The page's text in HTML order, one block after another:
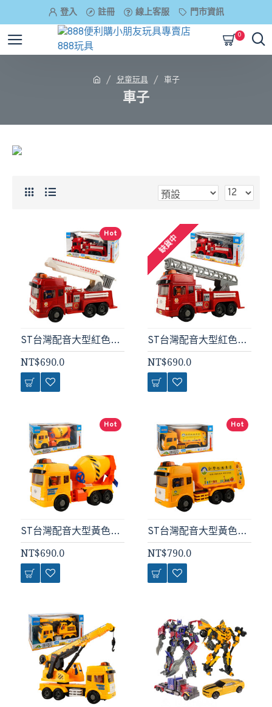
登入 註冊 線上客服 門市資訊
0
兒童玩具 車子
車子
Hot
ST台灣配音大型紅色消防噴水雲梯車(雲梯可升高)(車門開附人偶)(品質佳超會跑)
NT$690.0
缺貨中
ST台灣配音大型紅色消防救援雲梯車(雲梯可升高)(車門開附人偶)(品質佳超會跑)
NT$690.0
Hot
ST台灣配音大型黃色水泥車(車門開附人偶)(品質佳超會跑)
NT$690.0
Hot
ST台灣配音大型黃色環保垃圾車(台灣垃圾車音樂)(車門開附人偶)(品質佳超會跑)
NT$790.0